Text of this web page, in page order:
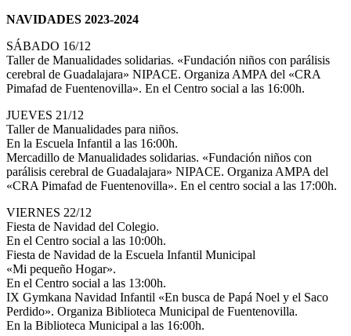
NAVIDADES 2023-2024
SÁBADO 16/12
Taller de Manualidades solidarias. «Fundación niños con parálisis
cerebral de Guadalajara» NIPACE. Organiza AMPA del «CRA
Pimafad de Fuentenovilla». En el Centro social a las 16:00h.
JUEVES 21/12
Taller de Manualidades para niños.
En la Escuela Infantil a las 16:00h.
Mercadillo de Manualidades solidarias. «Fundación niños con
parálisis cerebral de Guadalajara» NIPACE. Organiza AMPA del
«CRA Pimafad de Fuentenovilla». En el centro social a las 17:00h.
VIERNES 22/12
Fiesta de Navidad del Colegio.
En el Centro social a las 10:00h.
Fiesta de Navidad de la Escuela Infantil Municipal
«Mi pequeño Hogar».
En el Centro social a las 13:00h.
IX Gymkana Navidad Infantil «En busca de Papá Noel y el Saco
Perdido». Organiza Biblioteca Municipal de Fuentenovilla.
En la Biblioteca Municipal a las 16:00h.